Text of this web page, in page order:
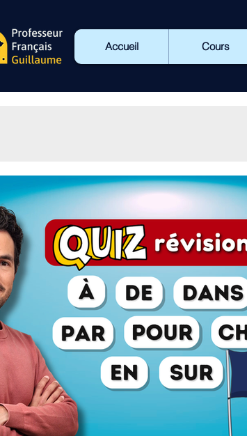
Accueil Cours